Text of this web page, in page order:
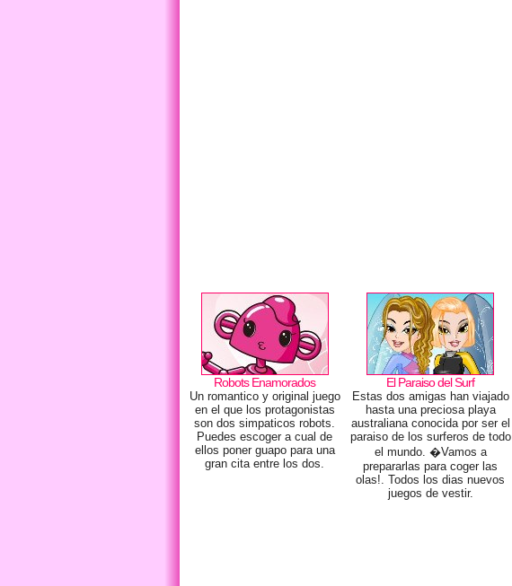
Robots Enamorados
Un romantico y original juego
en el que los protagonistas
son dos simpaticos robots.
Puedes escoger a cual de
ellos poner guapo para una
gran cita entre los dos.
El Paraiso del Surf
Estas dos amigas han viajado
hasta una preciosa playa
australiana conocida por ser el
paraiso de los surferos de todo
el mundo. �Vamos a
prepararlas para coger las
olas!. Todos los dias nuevos
juegos de vestir.